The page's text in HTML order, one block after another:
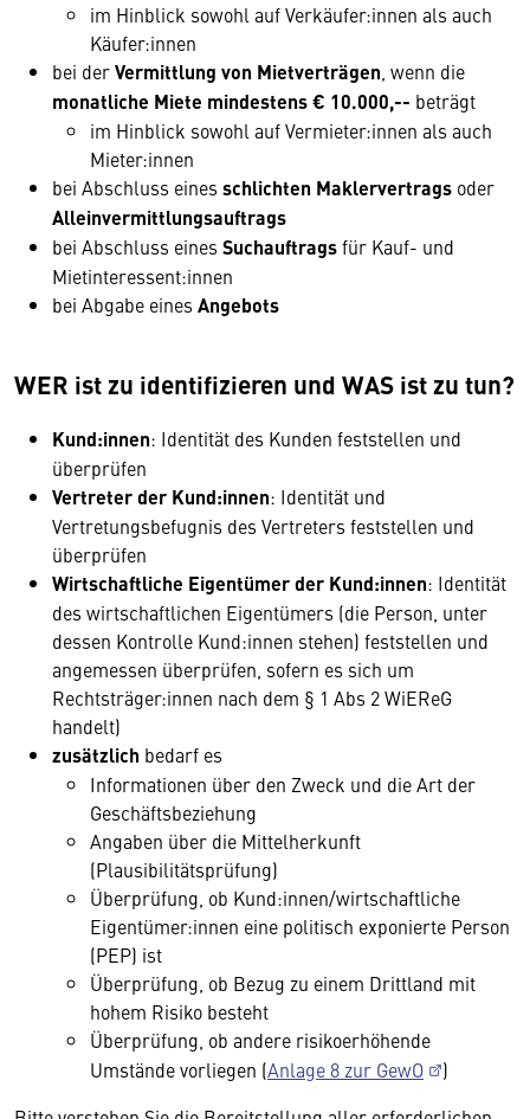
im Hinblick sowohl auf Verkäufer:innen als auch
Käufer:innen
bei derVermittlung von Mietverträgen , wenn die
monatliche Miete mindestens € 10.000,-- beträgt
im Hinblick sowohl auf Vermieter:innen als auch
Mieter:innen
bei Abschluss eines schlichten Maklervertrags oder
Alleinvermittlungsauftrags
bei Abschluss eines Suchauftragsfür Kauf- und
Mietinteressent:innen
bei Abgabe eines Angebots
WER ist zu identifizieren und WAS ist zu tun?
Kund:innen: Identität des Kunden feststellen und
überprüfen
Vertreter der Kund:innen: Identität und
Vertretungsbefugnis des Vertreters feststellen und
überprüfen
Wirtschaftliche Eigentümer der Kund:innen: Identität
des wirtschaftlichen Eigentümers (die Person, unter
dessen Kontrolle Kund:innen stehen) feststellen und
angemessen überprüfen, sofern es sich um
Rechtsträger:innen nach dem § 1 Abs 2 WiEReG
handelt)
zusätzlich bedarf es
Informationen über den Zweck und die Art der
Geschäftsbeziehung
Angaben über die Mittelherkunft
(Plausibilitätsprüfung)
Überprüfung, ob Kund:innen/wirtschaftliche
Eigentümer:innen eine politisch exponierte Person
(PEP) ist
Überprüfung, ob Bezug zu einem Drittland mit
hohem Risiko besteht
Überprüfung, ob andere risikoerhöhende
Umstände vorliegen (Anlage 8 zur GewO
)